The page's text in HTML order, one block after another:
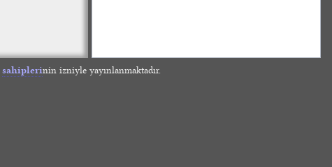
sahiplerinin izniyle yayınlanmaktadır.